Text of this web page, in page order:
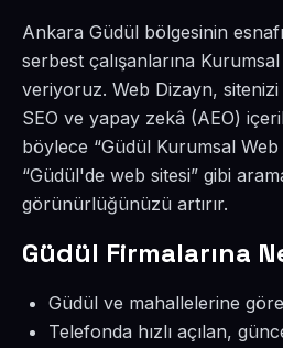
Ankara Güdül bölgesinin
serbest çalışanlarına
veriyoruz. Web Dizayn,
SEO ve yapay zekâ (AEO)
böylece “Güdül Kurumsal Web
“Güdül'de web sitesi” gibi
görünürlüğünüzü artırır.
Güdül Firmalarına
Güdül ve mahallelerine
Telefonda hızlı açılan,